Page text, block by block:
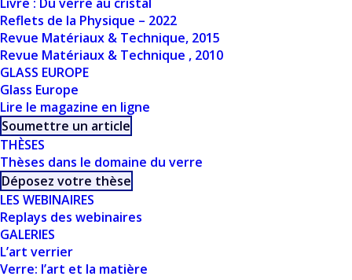
Reflets de la Physique – 2022
Revue Matériaux & Technique, 2015
Revue Matériaux & Technique , 2010
GLASS EUROPE
Glass Europe
Lire le magazine en ligne
Soumettre un article
THÈSES
Thèses dans le domaine du verre
Déposez votre thèse
LES WEBINAIRES
Replays des webinaires
GALERIES
L’art verrier
Verre: l’art et la matière
APPLICATIONS
DANS LE PROCHE
IR - MORGANE
DOHLEN (SPCTS)